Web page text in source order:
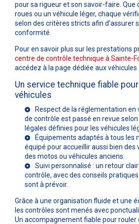
pour sa rigueur et son savoir-faire. Que
roues ou un véhicule léger, chaque
selon des critères stricts afin d'assurer
conformité.
Pour en savoir plus sur les prestations
centre de contrôle technique à Sainte-
accédez à la page dédiée aux
Un service technique fiable
véhicules
Respect de la réglementation en
de contrôle est passé en revue
légales définies pour les véhicules
Équipements adaptés à tous les
équipé pour accueillir aussi bien des
des motos ou véhicules anciens.
Suivi personnalisé : un retour
contrôle, avec des conseils
sont à prévoir.
Grâce à une organisation fluide et une
les contrôles sont menés avec
Un accompagnement fiable pour rouler